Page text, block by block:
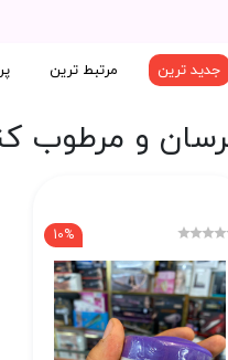
جدید ترین مرتبط ترین
و مرطوب
10%